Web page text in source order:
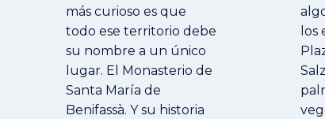
más curioso es que
todo ese territorio debe
su nombre a un único
lugar. El Monasterio de
Santa María de
Benifassà. Y su historia
los